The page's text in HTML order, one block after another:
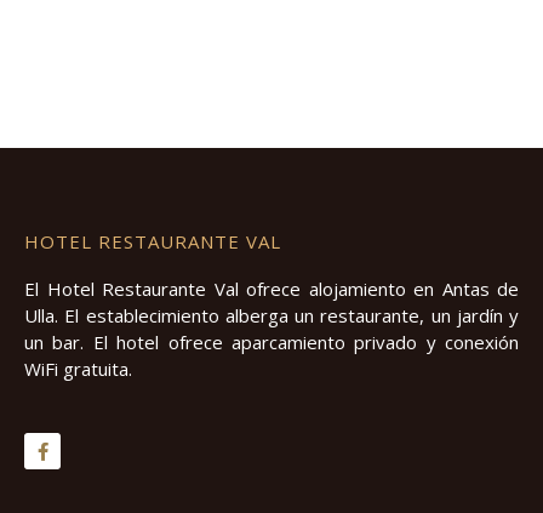
HOTEL RESTAURANTE VAL
El Hotel Restaurante Val ofrece alojamiento en Antas de
Ulla. El establecimiento alberga un restaurante, un jardín y
un bar. El hotel ofrece aparcamiento privado y conexión
WiFi gratuita.